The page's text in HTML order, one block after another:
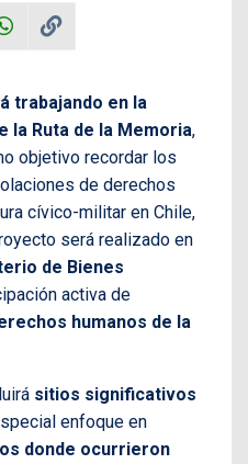
trabajando en la
la Ruta de la Memoria,
objetivo recordar los
de derechos
cívico-militar en Chile,
será realizado en
de Bienes
activa de
humanos de la
sitios significativos
enfoque en
donde ocurrieron